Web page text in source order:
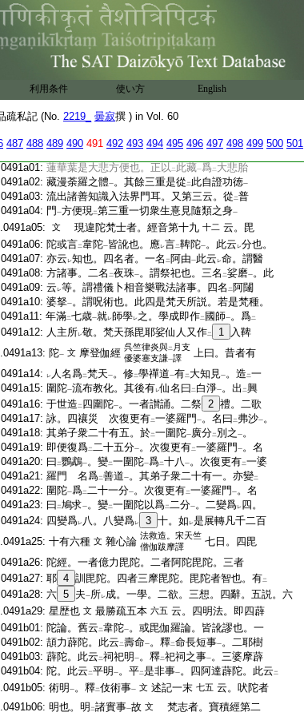
利用条件 使い方 English
疏私記 (No. 2219_ 曇寂撰 ) in Vol. 60
487 488 489 490 491 492 493 494 495 496 497 498 499 500 501
祕藏中具有 二迦葉瞿曇大仙等種種眞言
令 獲 得不思議神通 。乃至如 毘盧遮那
壽長遠 。彼便踴躍志求得 入 正法
道離二欲界貪等 得二五通一 也。此位斷惑與二三
乘共十地中離欲地一
含也
同也。智論七十五
云。離欲地者。離 欲界等貪欲諸煩惱 。是名
阿那含一。於菩薩離欲因縁故得
五 二十七
云。乃至此蓮華臺是實相自然智惠。
蓮華葉是大悲方便也。正以 二 此藏一爲 二 大悲胎
藏漫荼羅之體一。其餘三重是從 二 此自證功徳一
流出諸善知識入法界門耳。又第三云。從 二普
門 一方便現二第三重一切衆生憙見隨類之身一
文 現違陀梵士者。經音第十九 十二 云。毘
陀或言二韋陀一皆訛也。應レ言二鞞陀一。此云 レ分也。
亦云 レ知也。四名者。一名 二 阿由一此云 レ命。謂醫
方諸事。二名 二夜珠一。謂祭祀也。三名 二娑磨一。此
云 レ等。謂禮儀卜相音樂戰法諸事。四名 二 阿闥
婆拏一。謂呪術也。此四是梵天所説。若是梵種。
年滿二七歳一就レ師學レ之。學成即作二 國師一。爲二
人主所レ敬。梵天孫毘耶娑仙人又作二 1
入鞞
陀一 文 摩登伽經 呉竺律炎與二 月支
優婆塞支謙一譯
上曰。昔者有
レ 人名爲二梵天一。修二學禪道一有二 大知見一。造 二一
圍陀一流布教化。其後有レ仙名曰 二 白淨一。出 二興
于世造 二 四圍陀一。一者讃誦。二祭 2 禮。二歌
詠。四禳災 次復更有二一婆羅門 一。名曰 二 弗沙一。
其弟子衆二十有五。於二一圍陀一廣分二 別之 一。
即便復爲二二十五分一。次復更有二一婆羅門 一。名
曰 二鸚鵡一。變二一圍陀一爲二十八一。次復更有二一婆
羅門 名爲二善道一。其弟子衆二十有一。亦變二
圍陀一爲二二十一分一。次復更有二一婆羅門 一。名
曰 二鳩求一。變二一圍陀以爲二二分一。二變爲レ四。
四變爲レ八。八變爲レ 3 十。如 レ是展轉凡千二百
十有六種 文 雜心論 法救造。宋天竺
僧伽跋摩譯
七日。四毘
陀經。一者億力毘陀。二者阿陀毘陀。三者
耶 4 訓毘陀。四者三摩毘陀。毘陀者智也。有二
六 5 夫一所レ成。一學。二欲。三想。四辭。五説。六
星歴也 文 最勝疏五本 六五 云。四明法。即四薜
陀論。舊云 二韋陀一。或毘伽羅論。皆訛謬也。一
頡力薜陀。此云 二壽命一。釋二命長短事一。二耶樹
薜陀。此云 二祠祀明 一。釋二祀祠之事一。三婆摩薜
陀。此云 二平明 一。平二是非事一。四阿達薜陀。此云 二
術明 一。釋二伎術事一 文 述記一末 七五 云。吠陀者
明也。明 二諸實事一故 文 梵志者。寶積經第二